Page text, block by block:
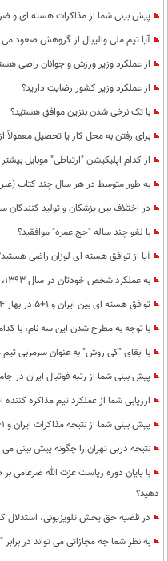
پیش بینی شما از مذاکرات هسته ای و
آیا تیم ملی والیبال از گروهش صعود می
از عملکرد وزیر ورزش و جوانان راضی
از عملکرد وزیر کشور رضایت دارید؟
با تک نرخی شدن بنزین موافق هستید؟
برای رفتن به محل کار یا تحصیل معمولاً
از کدام اپلیکیشن "ارتباطی" موبایل
به طور متوسط در هر سال چند کتاب
در اختلاف بین پزشکان و تولید
با لغو چند ساله "حج عمره" موافقید؟
آیا از توافق هسته ای لوزان راضی
به عملکرد شخص خودتان در سال 1393، چه نمره ای می دهید؟
توافق هسته ای بین ایران و 1+5 در بهار 94 شکل می گیرد؟
با توجه به مطرح شدن این سه نام، با
با ابقای "کی روش" به عنوان سرمربی تیم
پیش بینی شما از رتبه فوتبال ایران در
ارزیابی شما از عملکرد تیم مذاکره کننده ایران
پیش بینی شما از نتیجه مذاکرات ایران و 1+5
نتیجه دربی تهران را چگونه پیش بینی می
با پایان دوره ریاست عزت الله ضرغامی
دهید؟
در قضیه حق پخش تلویزیونی، استدلال
به نظر شما چه مجازاتی می تواند در